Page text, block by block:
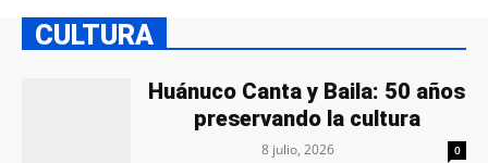
CULTURA
Huánuco Canta y Baila: 50 años
preservando la cultura
8 julio, 2026 0